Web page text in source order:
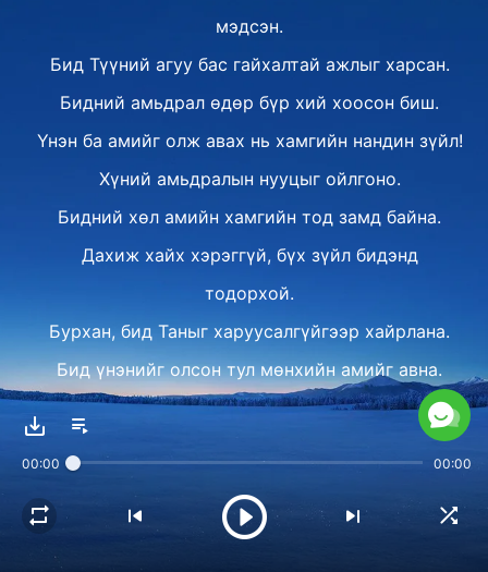
мэдсэн.
Бид Түүний агуу бас гайхалтай ажлыг харсан.
Бидний амьдрал өдөр бүр хий хоосон биш.
Үнэн ба амийг олж авах нь хамгийн нандин зүйл!
Хүний амьдралын нууцыг ойлгоно.
Бидний хөл амийн хамгийн тод замд байна.
Дахиж хайх хэрэггүй, бүх зүйл бидэнд
тодорхой.
Бурхан, бид Таныг харуусалгүйгээр хайрлана.
Бид үнэнийг олсон тул мөнхийн амийг авна.
Бидний амьдрал хий хоосон биш.
II
00:00 00:00